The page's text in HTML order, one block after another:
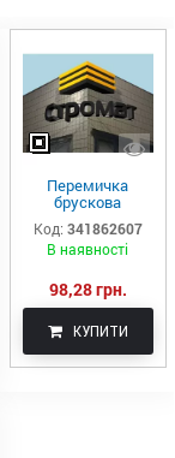
Перемичка
брускова
залізобетонна
2ПБ 16-1-п
Код: 341862607
В наявності
98,28 грн.
КУПИТИ